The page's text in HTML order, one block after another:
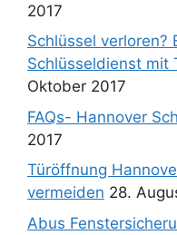
2017
Schlüssel verloren?
Schlüsseldienst mit
Oktober 2017
FAQs- Hannover
2017
Türöffnung
vermeiden 28.
Abus